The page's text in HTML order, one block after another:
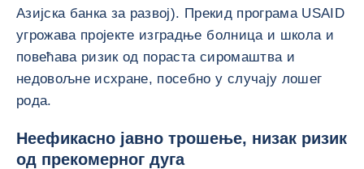
Азијска банка за развој). Прекид програма USAID
угрожава пројекте изградње болница и школа и
повећава ризик од пораста сиромаштва и
недовољне исхране, посебно у случају лошег
рода.
Неефикасно јавно трошење, низак ризик
од прекомерног дуга